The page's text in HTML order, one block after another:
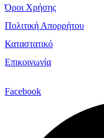
Όροι Χρήσης
Πολιτική Απορρήτου
Καταστατικό
Επικοινωνία
Facebook